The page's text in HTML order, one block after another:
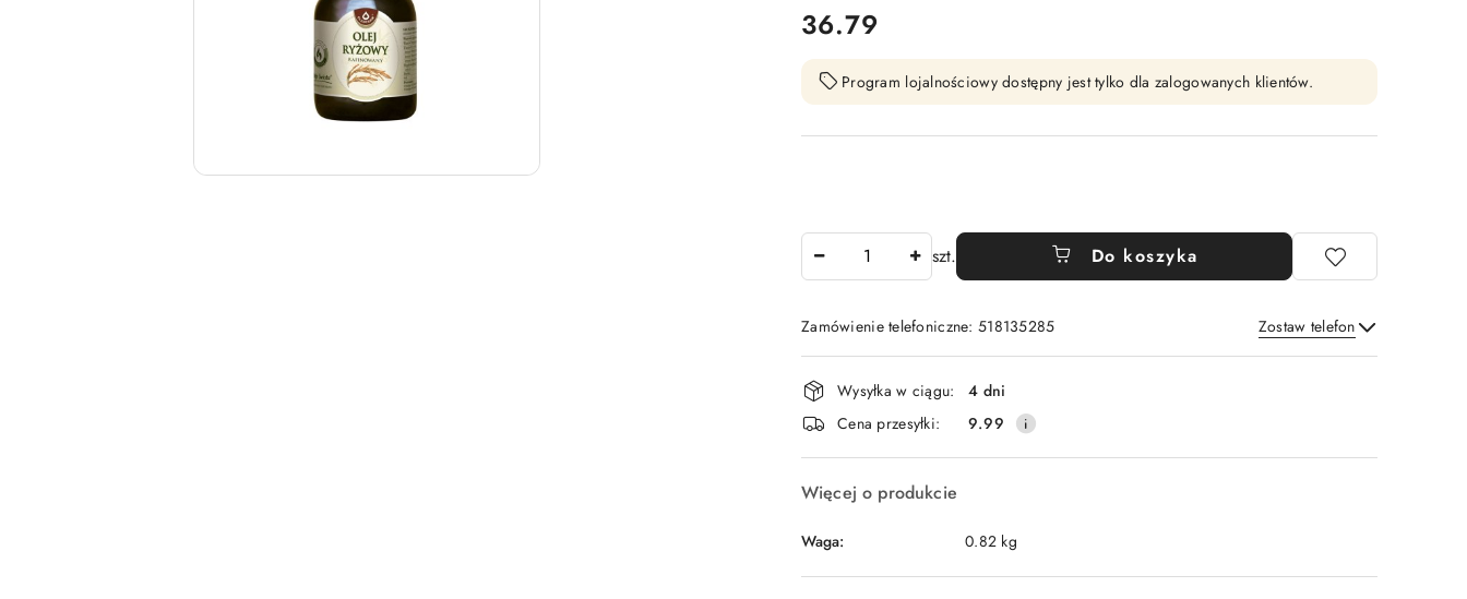
cena:
36.79
Program lojalnościowy dostępny jest tylko dla zalogowanych klientów.
szt. Do koszyka
Zamówienie telefoniczne: 518135285 Zostaw telefon
Wyślij
Dostępność
i
dostawa
Wysyłka w ciągu:
4 dni
Cena przesyłki:
9.99
Więcej o produkcie
Waga: 0.82 kg